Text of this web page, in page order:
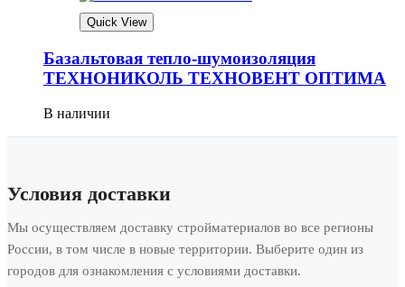
Quick View
Базальтовая тепло-шумоизоляция
ТЕХНОНИКОЛЬ ТЕХНОВЕНТ ОПТИМА
В наличии
Условия доставки
Мы осуществляем доставку стройматериалов во все регионы
России, в том числе в новые территории. Выберите один из
городов для ознакомления с условиями доставки.